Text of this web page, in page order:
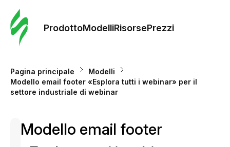
ProdottoModelliRisorsePrezzi
Pagina principale
Modelli
Modello email footer «Esplora tutti i webinar» per il
settore industriale di webinar
Modello email footer